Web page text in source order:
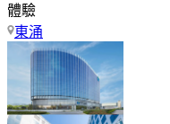
體驗
東涌